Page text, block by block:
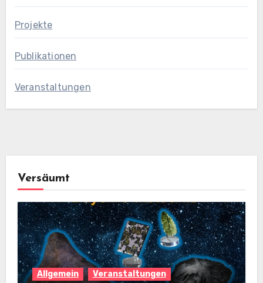
Projekte
Publikationen
Veranstaltungen
Versäumt
Allgemein Veranstaltungen